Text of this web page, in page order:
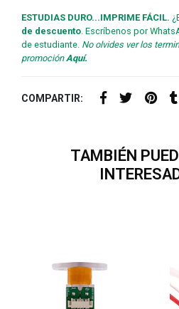
ESTUDIAS DURO...IMPRIME FÁCIL.
de descuento . Escríbenos por
de estudiante. No olvides ver los
promoción Aquí.
COMPARTIR:
TAMBIÉN